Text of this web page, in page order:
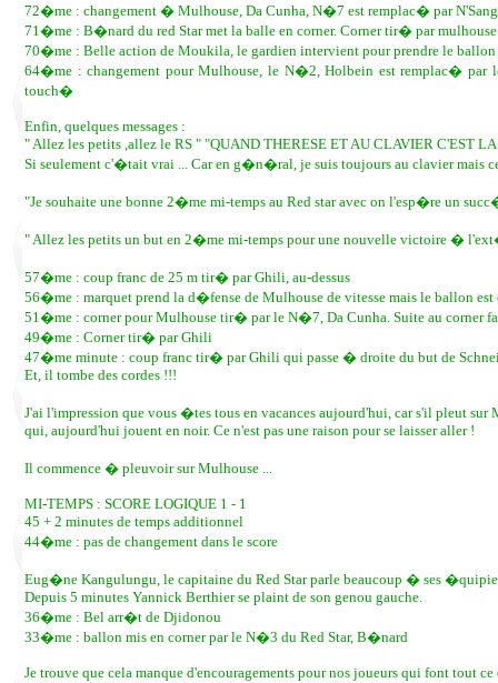
72�me : changement � Mulhouse, Da Cunha, N�7 est remplac� par
71�me : B�nard du red Star met la balle en corner. Corner tir� par
70�me : Belle action de Moukila, le gardien intervient pour prendre le ballon
64�me : changement pour Mulhouse, le N�2, Holbein est remplac�
touch�
Enfin, quelques messages :
" Allez les petits ,allez le RS " "QUAND THERESE ET AU CLAVIER C'EST
Si seulement c'�tait vrai ... Car en g�n�ral, je suis toujours au clavier mais
"Je souhaite une bonne 2�me mi-temps au Red star avec on l'esp�re un
" Allez les petits un but en 2�me mi-temps pour une nouvelle victoire �
57�me : coup franc de 25 m tir� par Ghili, au-dessus
56�me : marquet prend la d�fense de Mulhouse de vitesse mais le ballon est
51�me : corner pour Mulhouse tir� par le N�7, Da Cunha. Suite au corner
49�me : Corner tir� par Ghili
47�me minute : coup franc tir� par Ghili qui passe � droite du but de
Et, il tombe des cordes !!!
J'ai l'impression que vous �tes tous en vacances aujourd'hui, car s'il pleut sur
qui, aujourd'hui jouent en noir. Ce n'est pas une raison pour se laisser aller !
Il commence � pleuvoir sur Mulhouse ...
MI-TEMPS : SCORE LOGIQUE 1 - 1
45 + 2 minutes de temps additionnel
44�me : pas de changement dans le score
Eug�ne Kangulungu, le capitaine du Red Star parle beaucoup � ses
Depuis 5 minutes Yannick Berthier se plaint de son genou gauche.
36�me : Bel arr�t de Djidonou
33�me : ballon mis en corner par le N�3 du Red Star, B�nard
Je trouve que cela manque d'encouragements pour nos joueurs qui font tout